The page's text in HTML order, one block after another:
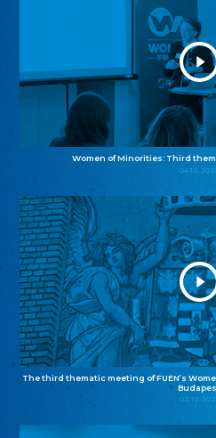
Women of Minorities: Third
The third thematic meeting of FUEN’s